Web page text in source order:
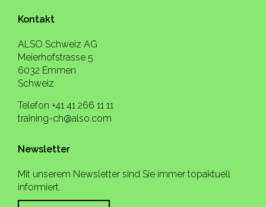
Kontakt
ALSO Schweiz AG
Meierhofstrasse 5
6032 Emmen
Schweiz
Telefon +41 41 266 11 11
training-ch@also.com
Newsletter
Mit unserem Newsletter sind Sie immer topaktuell
informiert.